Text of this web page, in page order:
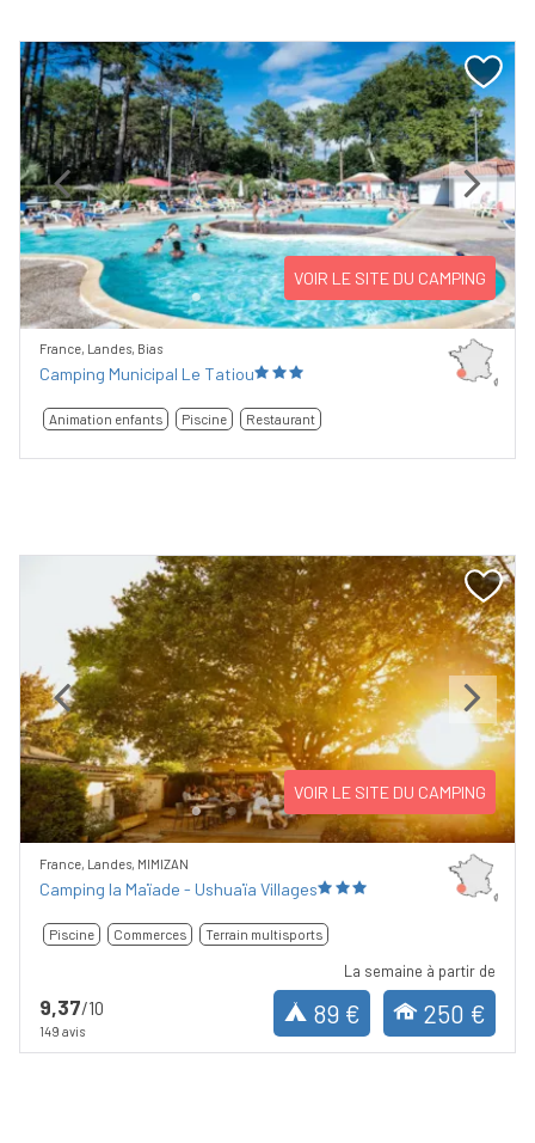
Previous Next
VOIR LE SITE DU CAMPING
France, Landes, Bias
Camping Municipal Le Tatiou
Animation enfants Piscine Restaurant
Previous Next
VOIR LE SITE DU CAMPING
France, Landes, MIMIZAN
Camping la Maïade - Ushuaïa Villages
Piscine Commerces Terrain multisports
9,37/10
149 avis
La semaine à partir de
89 € 250 €